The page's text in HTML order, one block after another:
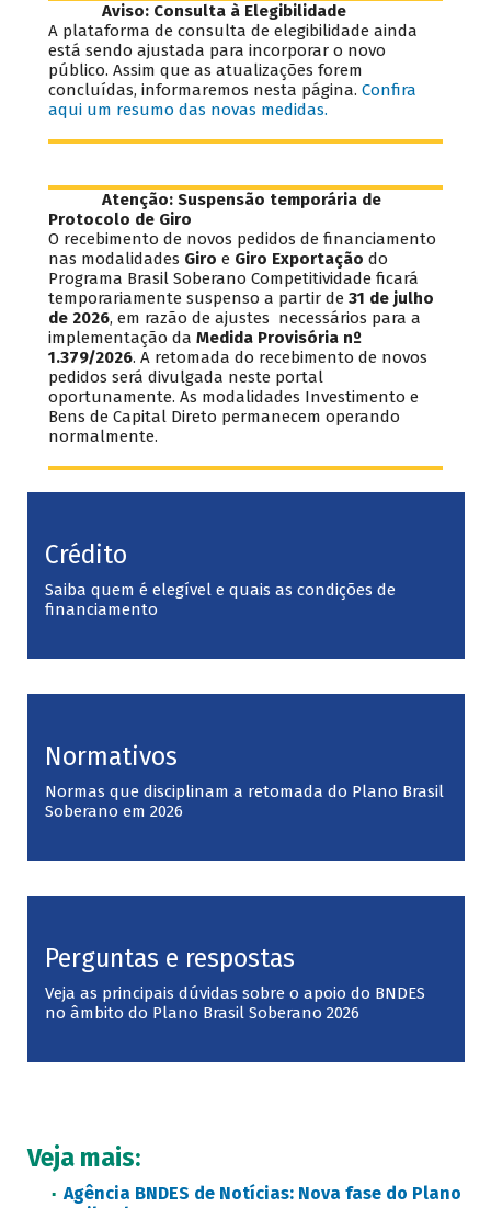
Aviso: Consulta à Elegibilidade
A plataforma de consulta de elegibilidade ainda
está sendo ajustada para incorporar o novo
público. Assim que as atualizações forem
concluídas, informaremos nesta página.Confira
aqui um resumo das novas medidas.
Atenção: Suspensão temporária de
Protocolo de Giro
O recebimento de novos pedidos de financiamento
nas modalidades Giro e Giro Exportação do
Programa Brasil Soberano Competitividade ficará
temporariamente suspenso a partir de31 de julho
de 2026, em razão de ajustes necessários para a
implementação daMedida Provisória nº
1.379/2026. A retomada do recebimento de novos
pedidos será divulgada neste portal
oportunamente. As modalidades Investimento e
Bens de Capital Direto permanecem operando
normalmente.
Crédito
Saiba quem é elegível e quais as condições de
financiamento
Normativos
Normas que disciplinam a retomada do Plano Brasil
Soberano em 2026
Perguntas e respostas
Veja as principais dúvidas sobre o apoio do BNDES
no âmbito do Plano Brasil Soberano 2026
Veja mais:
Agência BNDES de Notícias: Nova fase do Plano